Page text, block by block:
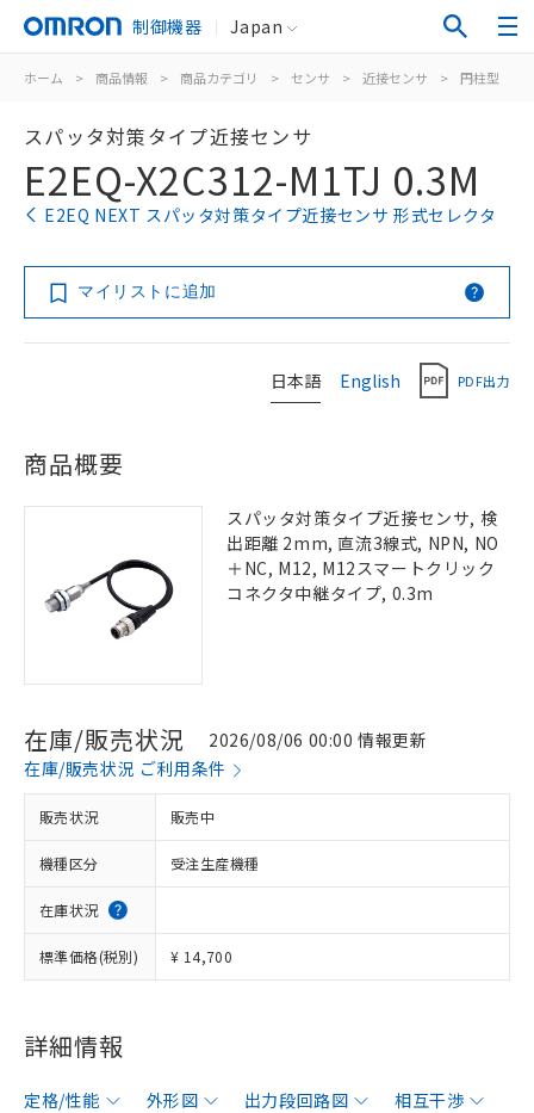
制御機器 Japan
ホーム > 商品情報 > 商品カテゴリ > センサ > 近接センサ > 円柱型
スパッタ対策タイプ近接センサ
E2EQ-X2C312-M1TJ 0.3M
E2EQ NEXT スパッタ対策タイプ近接センサ 形式セレクタ
マイリストに追加
日本語 English PDF出力
商品概要
スパッタ対策タイプ近接センサ, 検
出距離 2mm, 直流3線式, NPN, NO
＋NC, M12, M12スマートクリック
コネクタ中継タイプ, 0.3m
在庫/販売状況
2026/08/06 00:00 情報更新
在庫/販売状況 ご利用条件
販売状況 販売中
機種区分 受注生産機種
在庫状況
標準価格(税別) ¥ 14,700
詳細情報
定格/性能 外形図 出力段回路図
相互干渉